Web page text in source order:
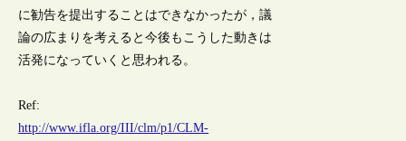
に勧告を提出することはできなかったが，議
論の広まりを考えると今後もこうした動きは
活発になっていくと思われる。
Ref:
http://www.ifla.org/III/clm/p1/CLM-